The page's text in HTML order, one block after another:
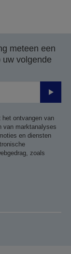
meteen een
uw volgende
het ontvangen van
van marktanalyses
en diensten
zoals